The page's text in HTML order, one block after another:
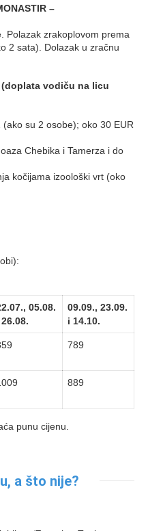
–
Polazak zrakoplovom prema
2 sata). Dolazak u zračnu
(doplata vodiču na licu
su 2 osobe); oko 30 EUR
Chebika i Tamerza i do
kočijama izoološki vrt (oko
05.08.
09.09., 23.09.
i 14.10.
789
889
punu cijenu.
a što nije?